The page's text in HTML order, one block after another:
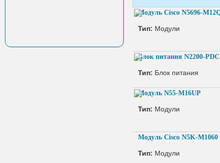
Модуль Cisco N5696-
Тип: Модули
Блок питания N2200-
Тип: Блок питания
Модуль N55-M16UP
Тип: Модули
Модуль Cisco N5K-M1060
Тип: Модули